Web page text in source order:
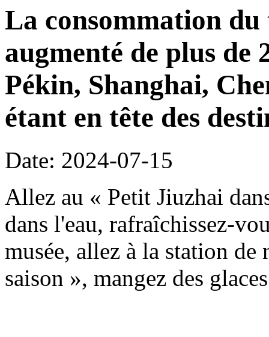
La consommation
augmenté de plus
Pékin, Shanghai,
étant en tête des
Date: 2024-07-15
Allez au « Petit Jiuzhai
dans l'eau, rafraîchissez-
musée, allez à la station
saison », mangez des